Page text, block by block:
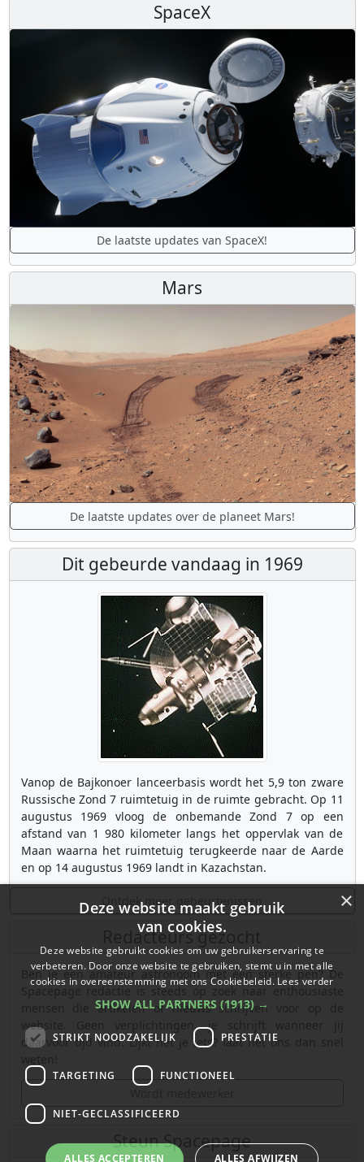
SpaceX
De laatste updates van SpaceX!
Mars
De laatste updates over de planeet Mars!
Dit gebeurde vandaag in 1969
Vanop de Bajkonoer lanceerbasis wordt het 5,9 ton zware
Russische Zond 7 ruimtetuig in de ruimte gebracht. Op 11
augustus 1969 vloog de onbemande Zond 7 op een
afstand van 1 980 kilometer langs het oppervlak van de
Maan waarna het ruimtetuig terugkeerde naar de Aarde
en op 14 augustus 1969 landt in Kazachstan.
Ontdek meer gebeurtenissen
Redacteurs gezocht
Ben je een amateur astronoom met een sterke pen? De
Spacepage redactie is steeds op zoek naar enthousiaste
mensen die artikelen of nieuws schrijven voor op de
website. Geen verplichtingen, je schrijft wanneer jij
daarvoor tijd vind. Lijkt het je iets? laat het ons dan snel
Steun Spacepage
×
Deze website maakt gebruik
van cookies.
Deze website gebruikt cookies om uw gebruikerservaring te
verbeteren. Door onze website te gebruiken, stemt u in met alle
cookies in overeenstemming met ons Cookiebeleid. Lees verder
SHOW ALL PARTNERS (1913) →
STRIKT NOODZAKELIJK PRESTATIE
TARGETING FUNCTIONEEL
NIET-GECLASSIFICEERD
ALLES ACCEPTEREN ALLES AFWIJZEN